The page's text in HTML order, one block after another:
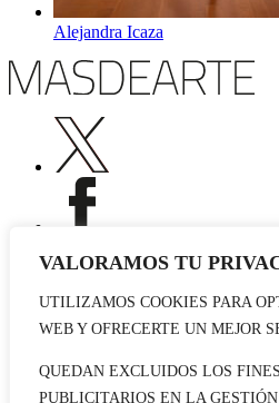
VALORAMOS TU
UTILIZAMOS COOKIES PARA
WEB Y OFRECERTE UN MEJOR
QUEDAN EXCLUIDOS LOS
PUBLICITARIOS EN LA
Alejandra Icaza
Publicidad
Contacto